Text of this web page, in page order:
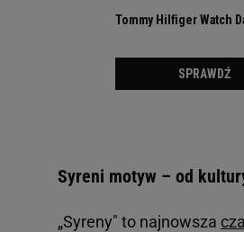
Syreni motyw – od
„Syreny" to najnowsza